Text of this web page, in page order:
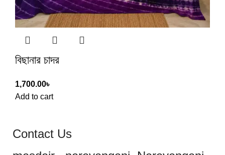
বিছানার চাদর
1,700.00৳
Add to cart
Contact Us